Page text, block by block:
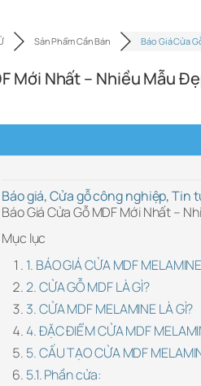
Sản Phẩm Cần Bán Báo Giá Cửa Gỗ
Mới Nhất – Nhiều Mẫu
Báo giá,Cửa gỗ công nghiệp,Tin
Báo Giá Cửa Gỗ MDF Mới Nhất –
Mục lục
1. BÁO GIÁ CỬA MDF MELAMINE
2. CỬA GỖ MDF LÀ GÌ?
3. CỬA MDF MELAMINE LÀ GÌ?
4. ĐẶC ĐIỂM CỬA MDF
5. CẤU TẠO CỬA MDF
5.1. Phần cửa: